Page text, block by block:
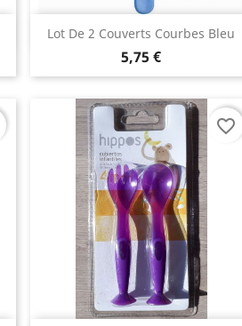
Lot De 2 Couverts Courbes Bleu
5,75 €
Aperçu rapide
favorite_border